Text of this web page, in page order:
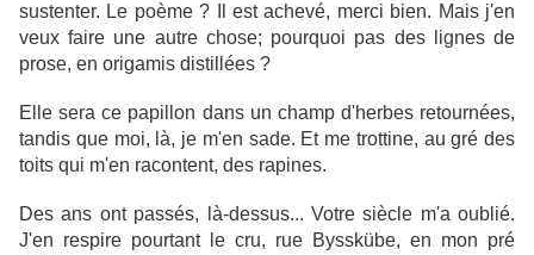
sustenter. Le poème ? Il est achevé, merci bien. Mais j'en
veux faire une autre chose; pourquoi pas des lignes de
prose, en origamis distillées ?
Elle sera ce papillon dans un champ d'herbes retournées,
tandis que moi, là, je m'en sade. Et me trottine, au gré des
toits qui m'en racontent, des rapines.
Des ans ont passés, là-dessus... Votre siècle m'a oublié.
J'en respire pourtant le cru, rue Bysskübe, en mon pré